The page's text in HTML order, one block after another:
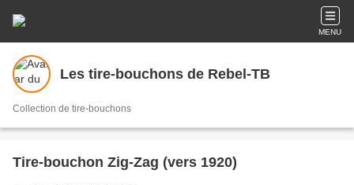
MENU
Les tire-bouchons de Rebel-TB
Collection de tire-bouchons
Tire-bouchon Zig-Zag (vers 1920)